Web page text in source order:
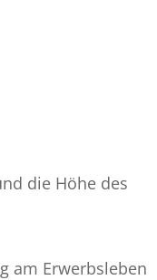
die Höhe des
am Erwerbsleben